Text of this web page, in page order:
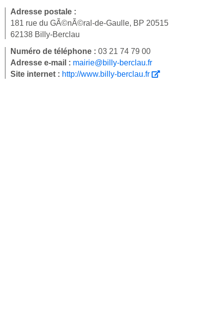
Adresse postale :
181 rue du GÃ©nÃ©ral-de-Gaulle, BP 20515
62138 Billy-Berclau
Numéro de téléphone : 03 21 74 79 00
Adresse e-mail : mairie@billy-berclau.fr
Site internet : http://www.billy-berclau.fr